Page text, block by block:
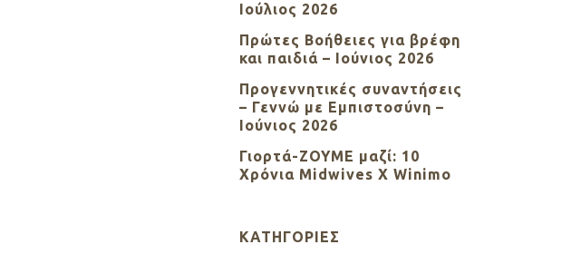
Ιούλιος 2026
Πρώτες Βοήθειες για βρέφη
και παιδιά – Ιούνιος 2026
Προγεννητικές συναντήσεις
– Γεννώ με Εμπιστοσύνη –
Ιούνιος 2026
Γιορτά-ΖΟΥΜΕ μαζί: 10
Χρόνια Midwives X Winimo
KΑΤΗΓΟΡΊΕΣ